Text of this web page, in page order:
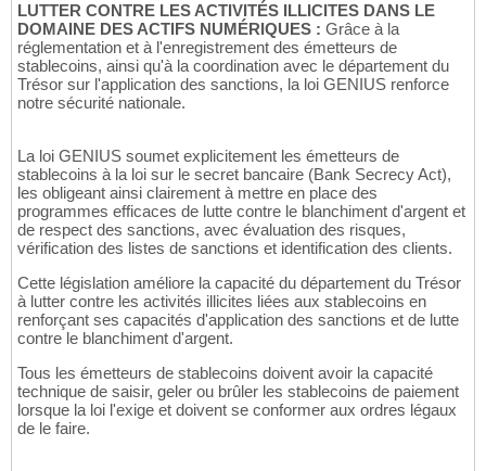
LUTTER CONTRE LES ACTIVITÉS ILLICITES DANS LE
DOMAINE DES ACTIFS NUMÉRIQUES : Grâce à la
réglementation et à l'enregistrement des émetteurs de
stablecoins, ainsi qu'à la coordination avec le département du
Trésor sur l'application des sanctions, la loi GENIUS renforce
notre sécurité nationale.
La loi GENIUS soumet explicitement les émetteurs de
stablecoins à la loi sur le secret bancaire (Bank Secrecy Act),
les obligeant ainsi clairement à mettre en place des
programmes efficaces de lutte contre le blanchiment d'argent et
de respect des sanctions, avec évaluation des risques,
vérification des listes de sanctions et identification des clients.
Cette législation améliore la capacité du département du Trésor
à lutter contre les activités illicites liées aux stablecoins en
renforçant ses capacités d'application des sanctions et de lutte
contre le blanchiment d'argent.
Tous les émetteurs de stablecoins doivent avoir la capacité
technique de saisir, geler ou brûler les stablecoins de paiement
lorsque la loi l'exige et doivent se conformer aux ordres légaux
de le faire.